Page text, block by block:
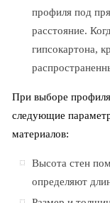
профиля под
расстояние.
гипсокартона,
При выборе
следующие
материалов:
Высота стен
определяют